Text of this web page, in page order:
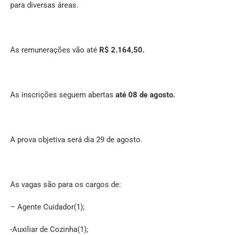
para diversas áreas.
As remunerações vão até R$ 2.164,50.
As inscrições seguem abertas até 08 de agosto.
A prova objetiva será dia 29 de agosto.
As vagas são para os cargos de:
– Agente Cuidador(1);
-Auxiliar de Cozinha(1);